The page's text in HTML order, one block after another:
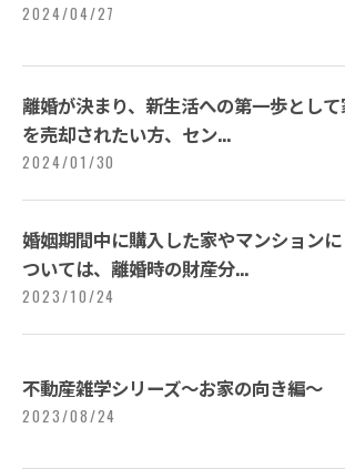
2024/04/27
離婚が決まり、新生活への第一歩とし
を売却されたい方、セン...
2024/01/30
婚姻期間中に購入した家やマンションに
ついては、離婚時の財産分...
2023/10/24
不動産雑学シリーズ～お家の向き編～
2023/08/24